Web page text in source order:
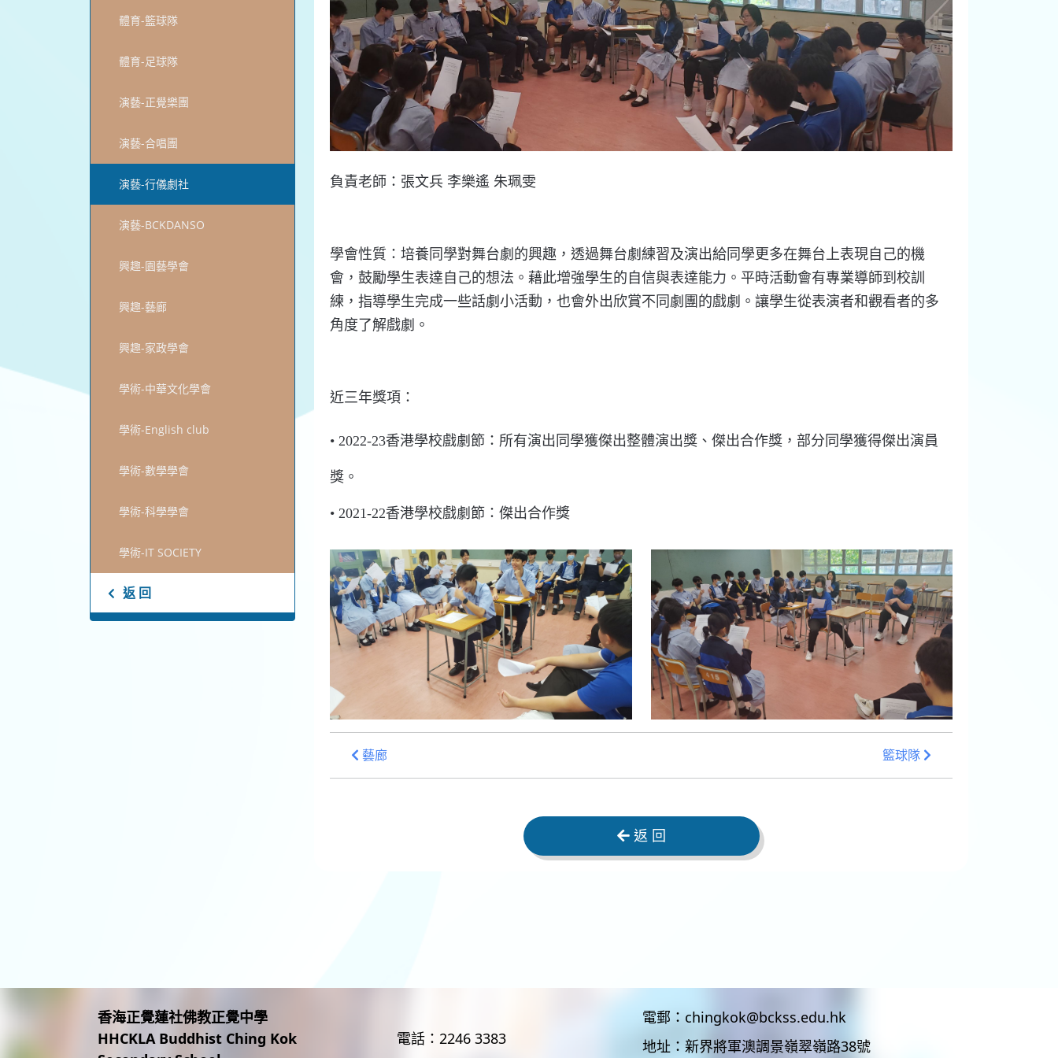
體育-籃球隊
體育-足球隊
演藝-正覺樂團
演藝-合唱團
演藝-行儀劇社
演藝-BCKDANSO
興趣-園藝學會
興趣-藝廊
興趣-家政學會
學術-中華文化學會
學術-English club
學術-數學學會
學術-科學學會
學術-IT SOCIETY
返 回
負責老師： 張文兵 李樂遙 朱珮雯
學會性質： 培養同學對舞台劇的興趣，透過舞台劇練習及演出給同學更多在舞台上表現自己的機
會， 鼓勵學生表達自己的想法。藉此增強學生的自信與表達能力。平時活動會有專業導師到校訓
練，指導學生完成一些話劇小活動 ，也會外出欣賞不同劇團的戲劇。讓學生從表演者和觀看者的多
角度了解戲劇。
近三年獎項：
• 2022-23香港學校戲劇節：所有演出同學獲傑出整體演出獎 、 傑出合作獎，部分同學獲得傑出演員
獎。
• 2021-22香港學校戲劇節： 傑出合作獎
藝廊 籃球隊
返 回
香海正覺蓮社佛教正覺中學
HHCKLA Buddhist Ching Kok
電話： 2246 3383
電郵： chingkok@bckss.edu.hk
地址：新界將軍澳調景嶺翠嶺路38號